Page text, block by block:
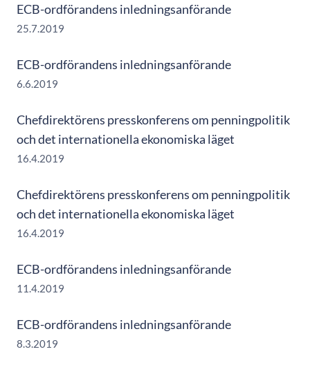
ECB-ordförandens inledningsanförande
25.7.2019
ECB-ordförandens inledningsanförande
6.6.2019
Chefdirektörens presskonferens om penningpolitik
och det internationella ekonomiska läget
16.4.2019
Chefdirektörens presskonferens om penningpolitik
och det internationella ekonomiska läget
16.4.2019
ECB-ordförandens inledningsanförande
11.4.2019
ECB-ordförandens inledningsanförande
8.3.2019